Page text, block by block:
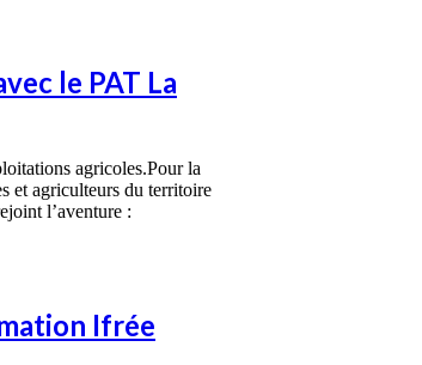
le PAT La
agricoles.Pour la
et agriculteurs du territoire
l’aventure :
Ifrée